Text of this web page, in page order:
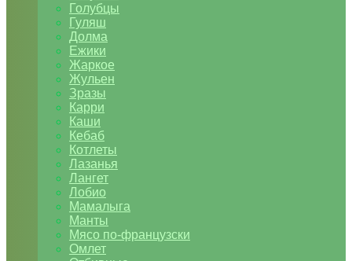
Голубцы
Гуляш
Долма
Ежики
Жаркое
Жульен
Зразы
Карри
Каши
Кебаб
Котлеты
Лазанья
Лангет
Лобио
Мамалыга
Манты
Мясо по-французски
Омлет